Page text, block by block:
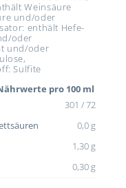
Weinsäure
und/oder
enthält Hefe-
oder
und/oder
Sulfite
pro 100 ml
301 / 72
0,0 g
1,30 g
0,30 g